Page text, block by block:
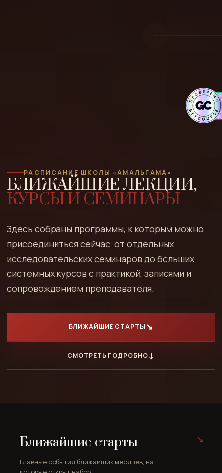
РАСПИСАНИЕ ШКОЛЫ «АМАЛЬГАМА»
БЛИЖАЙШИЕ ЛЕКЦИИ,
КУРСЫ И СЕМИНАРЫ
Здесь собраны программы, к которым можно
присоединиться сейчас: от отдельных
исследовательских семинаров до больших
системных курсов с практикой, записями и
сопровождением преподавателя.
БЛИЖАЙШИЕ СТАРТЫ
СМОТРЕТЬ ПОДРОБНО
Ближайшие старты
Главные события ближайших месяцев, на